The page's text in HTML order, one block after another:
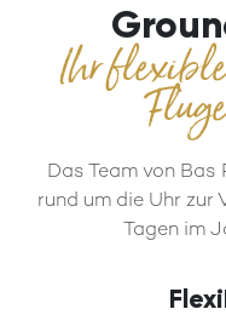
Ihr
Das Team von Bas
rund um die Uhr zur
Tagen im